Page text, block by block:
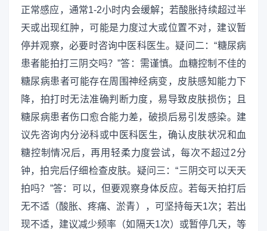
正常感应，通常1-2小时内会缓解；若酸胀持续超过半
天或出现红肿，可能是力度过大或位置不对，建议暂
停并观察，必要时咨询中医科医生。疑问二：“糖尿病
患者能拍打三阴交吗？”答：需谨慎。血糖控制不佳的
糖尿病患者可能存在周围神经病变，皮肤感知能力下
降，拍打时无法准确判断力度，易导致皮肤损伤；且
糖尿病患者伤口愈合能力差，破损后易引发感染。建
议先咨询内分泌科或中医科医生，确认皮肤状况和血
糖控制情况后，再用轻柔力度尝试，每次不超过2分
钟，拍完后仔细检查皮肤。疑问三：“三阴交可以天天
拍吗？”答：可以，但要观察身体反应。若每天拍打后
无不适（酸胀、疼痛、淤青），可坚持每天1次；若出
现不适，建议减少频率（如隔天1次）或暂停几天，等